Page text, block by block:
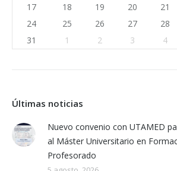
17
18 19 20 21
24
25 26 27 28
31
1 2 3 4
Últimas noticias
Nuevo convenio con UTAMED
al Máster Universitario en
Profesorado